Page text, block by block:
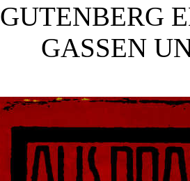
GUTENBERG
GASSEN